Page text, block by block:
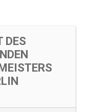
DES